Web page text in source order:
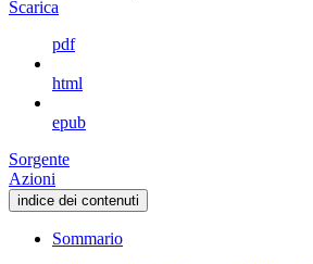
Scarica
pdf
html
epub
Sorgente
Azioni
indice dei contenuti
Sommario